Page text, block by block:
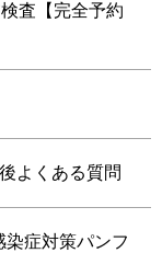
査【完全予約
よくある質問
症対策パンフ